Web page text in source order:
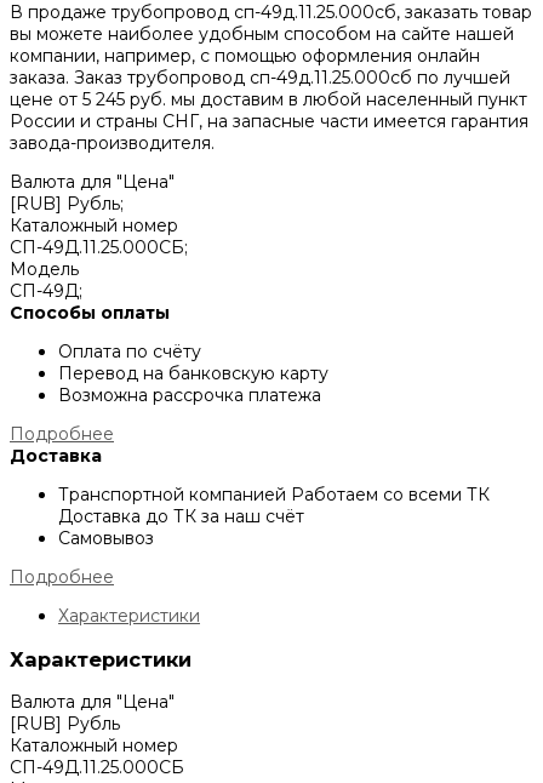
В продаже трубопровод сп-49д.11.25.000сб, заказать товар
вы можете наиболее удобным способом на сайте нашей
компании, например, с помощью оформления онлайн
заказа. Заказ трубопровод сп-49д.11.25.000сб по лучшей
цене от 5 245 руб. мы доставим в любой населенный пункт
России и страны СНГ, на запасные части имеется гарантия
завода-производителя.
Валюта для "Цена"
[RUB] Рубль;
Каталожный номер
СП-49Д.11.25.000СБ;
Модель
СП-49Д;
Способы оплаты
Оплата по счёту
Перевод на банковскую карту
Возможна рассрочка платежа
Подробнее
Доставка
Транспортной компанией Работаем со всеми ТК
Доставка до ТК за наш счёт
Самовывоз
Подробнее
Характеристики
Характеристики
Валюта для "Цена"
[RUB] Рубль
Каталожный номер
СП-49Д.11.25.000СБ